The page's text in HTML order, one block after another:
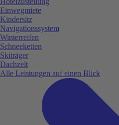
Einwegmiete
Kindersitz
Navigationssystem
Winterreifen
Schneeketten
Skiträger
Dachzelt
Alle Leistungen auf einen Blick